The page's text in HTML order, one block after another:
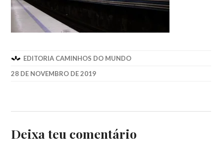
EDITORIA CAMINHOS DO MUNDO
28 DE NOVEMBRO DE 2019
Deixa teu comentário